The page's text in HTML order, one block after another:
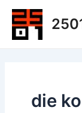
Zum
Inhalt
springen
die